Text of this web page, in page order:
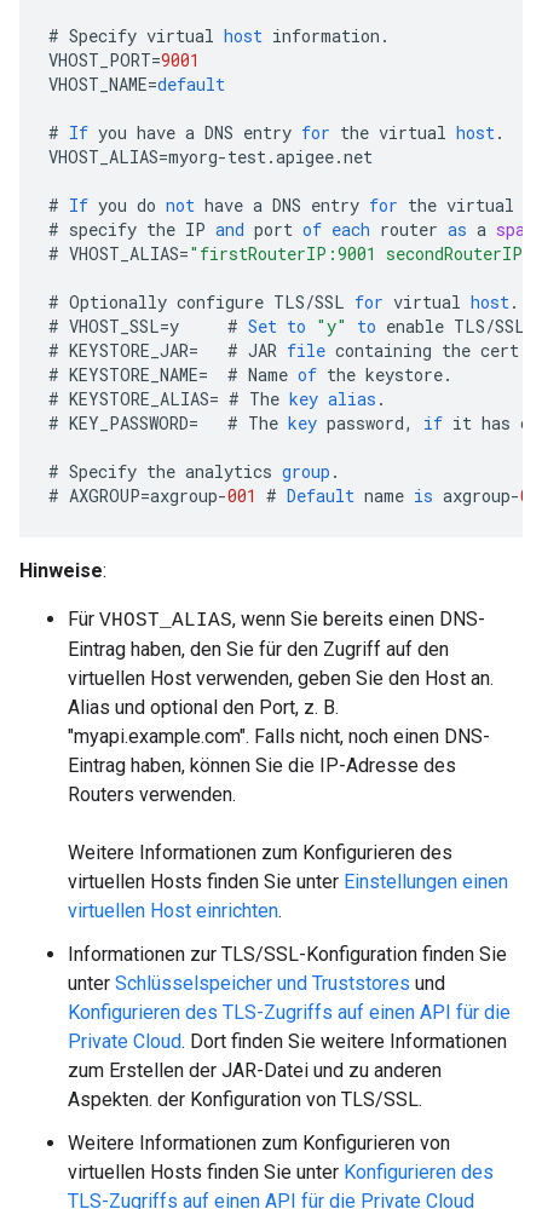
# Specify virtual host information .
VHOST_PORT=9001
VHOST_NAME=default
# If you have a DNS entry for the virtual host.
VHOST_ALIAS=myorg-test.apigee.net
# If you do not have a DNS entry for the virtual
# specify the IP and port of each router as a
# VHOST_ALIAS="firstRouterIP:9001
# Optionally configure TLS/SSL for virtual host.
# VHOST_SSL=y # Set to "y" to enable TLS/SSL
# KEYSTORE_JAR= # JAR file containing the cert
# KEYSTORE_NAME= # Name of the keystore.
# KEYSTORE_ALIAS= # The key alias .
# KEY_PASSWORD= # The key password, if it has
# Specify the analytics group .
# AXGROUP=axgroup-001 # Default name is axgroup-
Hinweise:
Für VHOST_ALIAS, wenn Sie bereits einen DNS-
Eintrag haben, den Sie für den Zugriff auf den
virtuellen Host verwenden, geben Sie den Host an.
Alias und optional den Port, z. B.
"myapi.example.com". Falls nicht, noch einen DNS-
Eintrag haben, können Sie die IP-Adresse des
Routers verwenden.
Weitere Informationen zum Konfigurieren des
virtuellen Hosts finden Sie unter Einstellungen einen
virtuellen Host einrichten.
Informationen zur TLS/SSL-Konfiguration finden Sie
unter Schlüsselspeicher und Truststores und
Konfigurieren des TLS-Zugriffs auf einen API für die
Private Cloud. Dort finden Sie weitere Informationen
zum Erstellen der JAR-Datei und zu anderen
Aspekten. der Konfiguration von TLS/SSL.
Weitere Informationen zum Konfigurieren von
virtuellen Hosts finden Sie unter Konfigurieren des
TLS-Zugriffs auf einen API für die Private Cloud